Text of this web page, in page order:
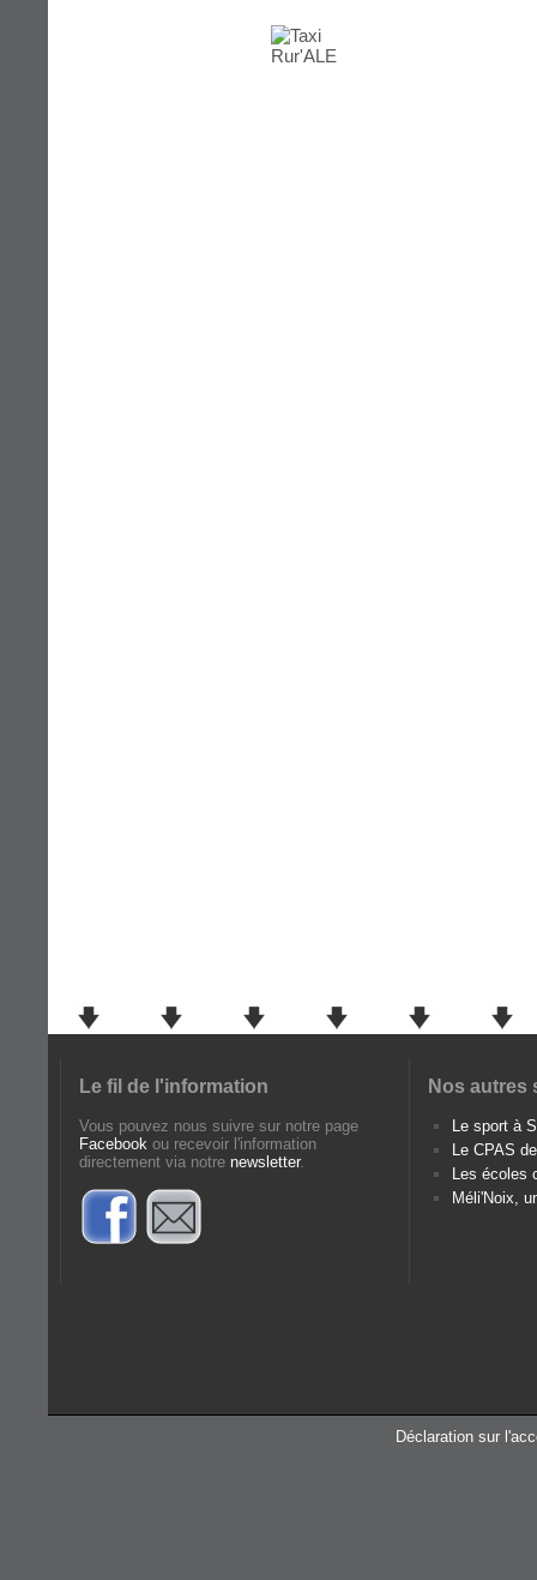
Le fil de l'information
Vous pouvez nous suivre sur notre page
Facebook ou recevoir l'information
directement via notre newsletter.
Nos autres
Le sport à
Le CPAS
Les écoles
Méli'Noix,
Déclaration sur